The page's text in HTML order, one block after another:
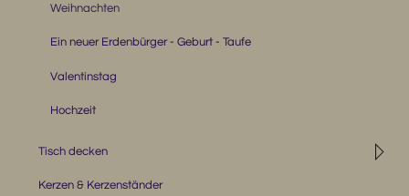
Weihnachten
Ein neuer Erdenbürger - Geburt - Taufe
Valentinstag
Hochzeit
◹
Tisch decken
Kerzen & Kerzenständer